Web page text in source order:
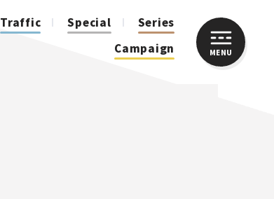
Traffic Special
Series
Campaign
MENUCLOSE